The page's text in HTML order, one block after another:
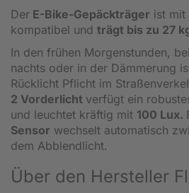
Der E-Bike-Gepäckträger ist mit
kompatibel und trägt bis zu 27
In den frühen Morgenstunden,
nachts oder in der Dämmerung
Rücklicht Pflicht im
2 Vorderlicht verfügt ein
und leuchtet kräftig mit 100 Lux.
Sensor wechselt automatisch
dem Abblendlicht.
Über den Hersteller